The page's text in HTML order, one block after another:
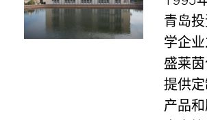
青岛
学企
盛莱
提供定
产品